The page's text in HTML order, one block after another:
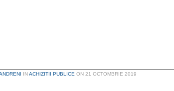
INACHIZITII PUBLICE ON 21 OCTOMBRIE 2019